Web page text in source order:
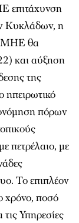
επιτάχυνση
Κυκλάδων, η
θα
και αύξηση
της
πόρων
πετρέλαιο, με
Το επιπλέον
χρόνο, ποσό
Υπηρεσίες